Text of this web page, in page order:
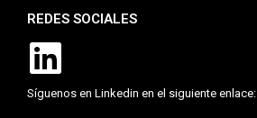
REDES SOCIALES
Síguenos en Linkedin en el siguiente enlace: